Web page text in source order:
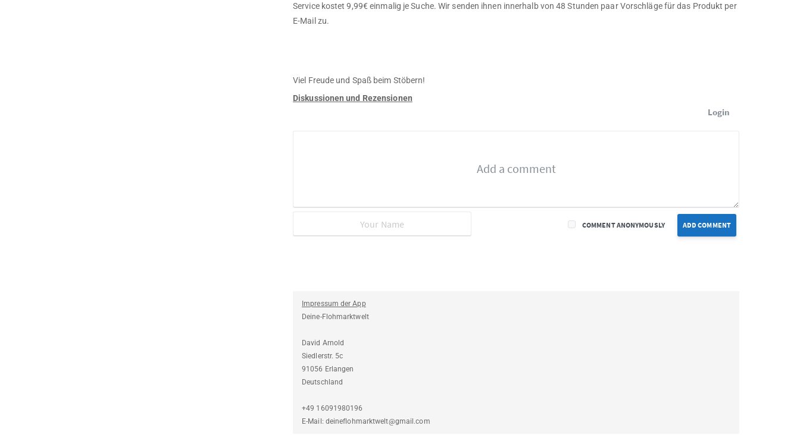
Service kostet 9,99€ einmalig je Suche. Wir senden ihnen innerhalb von 48 Stunden paar Vorschläge für das Produkt per
E-Mail zu.
Viel Freude und Spaß beim Stöbern!
Diskussionen und Rezensionen
Login
ADD COMMENT
COMMENT ANONYMOUSLY
Impressum der App
Deine-Flohmarktwelt
David Arnold
Siedlerstr. 5c
91056 Erlangen
Deutschland
+49 16091980196
E-Mail: deineflohmarktwelt@gmail.com